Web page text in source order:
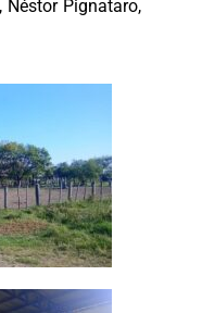
Pignataro,